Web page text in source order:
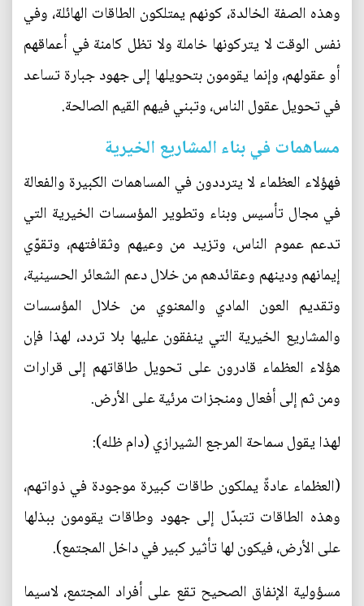
وهذه الصفة الخالدة، كونهم يمتلكون الطاقات الهائلة، وفي
نفس الوقت لا يتركونها خاملة ولا تظل كامنة في أعماقهم
أو عقولهم، وإنما يقومون بتحويلها إلى جهود جبارة تساعد
في تحويل عقول الناس، وتبني فيهم القيم الصالحة.
مساهمات في بناء المشاريع الخيرية
فهؤلاء العظماء لا يترددون في المساهمات الكبيرة والفعالة
في مجال تأسيس وبناء وتطوير المؤسسات الخيرية التي
تدعم عموم الناس، وتزيد من وعيهم وثقافتهم، وتقوّي
إيمانهم ودينهم وعقائدهم من خلال دعم الشعائر الحسينية،
وتقديم العون المادي والمعنوي من خلال المؤسسات
والمشاريع الخيرية التي ينفقون عليها بلا تردد، لهذا فإن
هؤلاء العظماء قادرون على تحويل طاقاتهم إلى قرارات
ومن ثم إلى أفعال ومنجزات مرئية على الأرض.
لهذا يقول سماحة المرجع الشيرازي (دام ظله):
(العظماء عادةً يملكون طاقات كبيرة موجودة في ذواتهم،
وهذه الطاقات تتبدّل إلى جهود وطاقات يقومون ببذلها
على الأرض، فيكون لها تأثير كبير في داخل المجتمع).
مسؤولية الإنفاق الصحيح تقع على أفراد المجتمع، لاسيما